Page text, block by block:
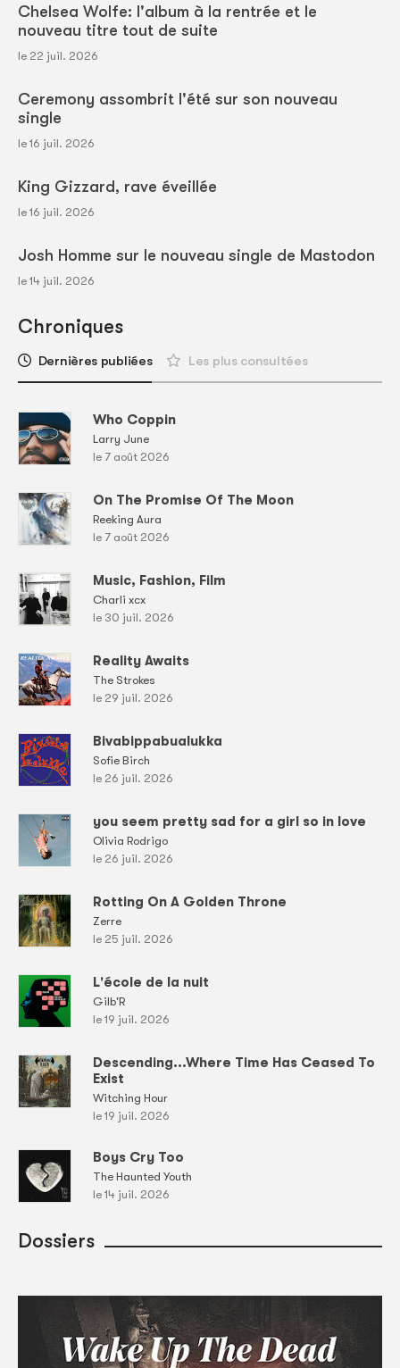
Chelsea Wolfe: l'album à la rentrée et le
nouveau titre tout de suite
le 22 juil. 2026
Ceremony assombrit l'été sur son nouveau
single
le 16 juil. 2026
King Gizzard, rave éveillée
le 16 juil. 2026
Josh Homme sur le nouveau single de Mastodon
le 14 juil. 2026
Chroniques
Dernières publiées Les plus consultées
Who Coppin
Larry June
le 7 août 2026
On The Promise Of The Moon
Reeking Aura
le 7 août 2026
Music, Fashion, Film
Charli xcx
le 30 juil. 2026
Reality Awaits
The Strokes
le 29 juil. 2026
Bivabippabualukka
Sofie Birch
le 26 juil. 2026
you seem pretty sad for a girl so in love
Olivia Rodrigo
le 26 juil. 2026
Rotting On A Golden Throne
Zerre
le 25 juil. 2026
L'école de la nuit
Gilb'R
le 19 juil. 2026
Descending...Where Time Has Ceased To
Exist
Witching Hour
le 19 juil. 2026
Boys Cry Too
The Haunted Youth
le 14 juil. 2026
Dossiers